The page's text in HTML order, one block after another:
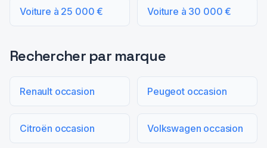
Voiture à 25 000 € Voiture à 30 000 €
Rechercher par marque
Renault occasion Peugeot occasion
Citroën occasion Volkswagen occasion